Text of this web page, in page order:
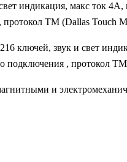
индикация, макс ток
TM (Dallas Touch
ключей, звук и свет
подключения , протокол
и